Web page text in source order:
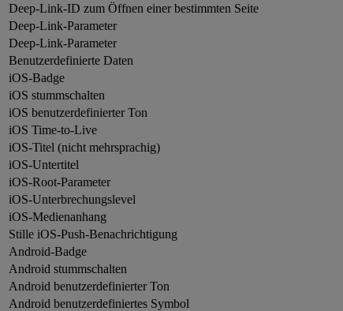
Deep-Link-ID zum Öffnen einer bestimmten Seite
Deep-Link-Parameter
Deep-Link-Parameter
Benutzerdefinierte Daten
iOS-Badge
iOS stummschalten
iOS benutzerdefinierter Ton
iOS Time-to-Live
iOS-Titel (nicht mehrsprachig)
iOS-Untertitel
iOS-Root-Parameter
iOS-Unterbrechungslevel
iOS-Medienanhang
Stille iOS-Push-Benachrichtigung
Android-Badge
Android stummschalten
Android benutzerdefinierter Ton
Android benutzerdefiniertes Symbol